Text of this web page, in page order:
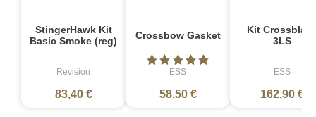
StingerHawk Kit
Basic Smoke (reg)
Revision
83,40 €
Crossbow Gasket
ESS
58,50 €
Kit
3LS
ESS
162,90 €